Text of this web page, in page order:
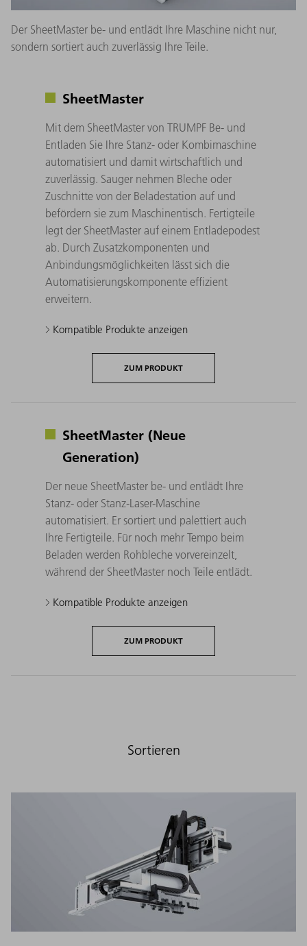
Der SheetMaster be- und entlädt Ihre Maschine nicht nur,
sondern sortiert auch zuverlässig Ihre Teile.
SheetMaster
Mit dem SheetMaster von TRUMPF Be- und
Entladen Sie Ihre Stanz- oder Kombimaschine
automatisiert und damit wirtschaftlich und
zuverlässig. Sauger nehmen Bleche oder
Zuschnitte von der Beladestation auf und
befördern sie zum Maschinentisch. Fertigteile
legt der SheetMaster auf einem Entladepodest
ab. Durch Zusatzkomponenten und
Anbindungsmöglichkeiten lässt sich die
Automatisierungskomponente effizient
erweitern.
Kompatible Produkte anzeigen
ZUM PRODUKT
SheetMaster (Neue
Generation)
Der neue SheetMaster be- und entlädt Ihre
Stanz- oder Stanz-Laser-Maschine
automatisiert. Er sortiert und palettiert auch
Ihre Fertigteile. Für noch mehr Tempo beim
Beladen werden Rohbleche vorvereinzelt,
während der SheetMaster noch Teile entlädt.
Kompatible Produkte anzeigen
ZUM PRODUKT
Sortieren